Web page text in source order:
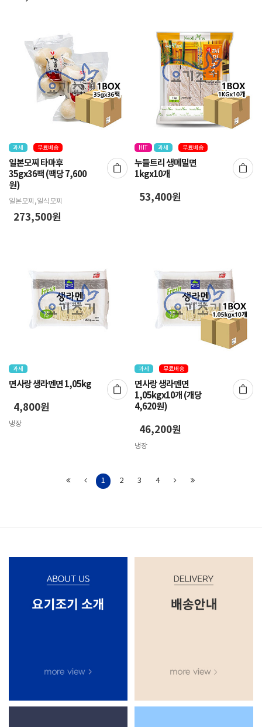
과세 무료배송
일본모찌 타마후
35gx36팩 (팩당 7,600
원)
일본모찌,일식모찌
273,500원
HIT 과세 무료배송
누들트리 생메밀면
1kgx10개
53,400원
과세
면사랑 생라멘면 1,05kg
4,800원
냉장
과세 무료배송
면사랑 생라멘면
1,05kgx10개 (개당
4,620원)
46,200원
냉장
1 2 3 4